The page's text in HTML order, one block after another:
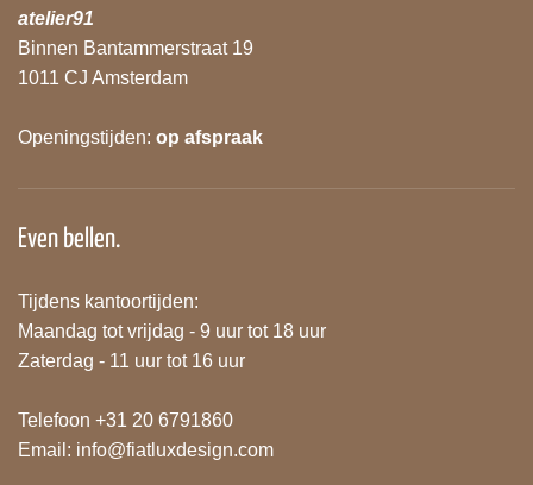
atelier91
Binnen Bantammerstraat 19
1011 CJ Amsterdam
Openingstijden: op afspraak
Even bellen.
Tijdens kantoortijden:
Maandag tot vrijdag - 9 uur tot 18 uur
Zaterdag - 11 uur tot 16 uur
Telefoon +31 20 6791860
Email: info@fiatluxdesign.com